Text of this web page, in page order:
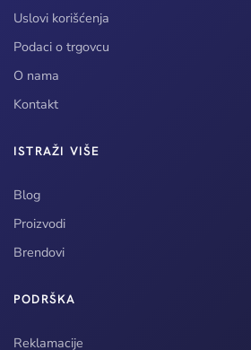
Uslovi korišćenja
Podaci o trgovcu
O nama
Kontakt
ISTRAŽI VIŠE
Blog
Proizvodi
Brendovi
PODRŠKA
Reklamacije